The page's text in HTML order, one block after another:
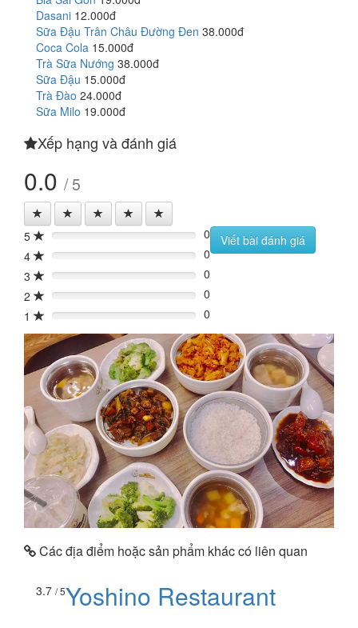
Dasani 12.000đ
Sữa Đậu Trân Châu Đường Đen 38.000đ
Coca Cola 15.000đ
Trà Sữa Nướng 38.000đ
Sữa Đậu 15.000đ
Trà Đào 24.000đ
Sữa Milo 19.000đ
Xếp hạng và đánh giá
0.0 / 5
5 0%
0
4
0%
0
3
0%
0
2
0%
0
1
0% 0
Viết bài đánh giá
Các địa điểm hoặc sản phẩm khác có liên quan
3.7 / 5Yoshino Restaurant